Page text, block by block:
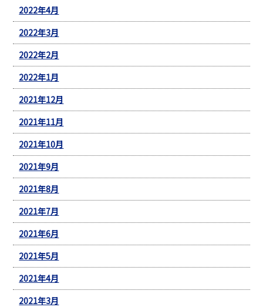
2022年4月
2022年3月
2022年2月
2022年1月
2021年12月
2021年11月
2021年10月
2021年9月
2021年8月
2021年7月
2021年6月
2021年5月
2021年4月
2021年3月